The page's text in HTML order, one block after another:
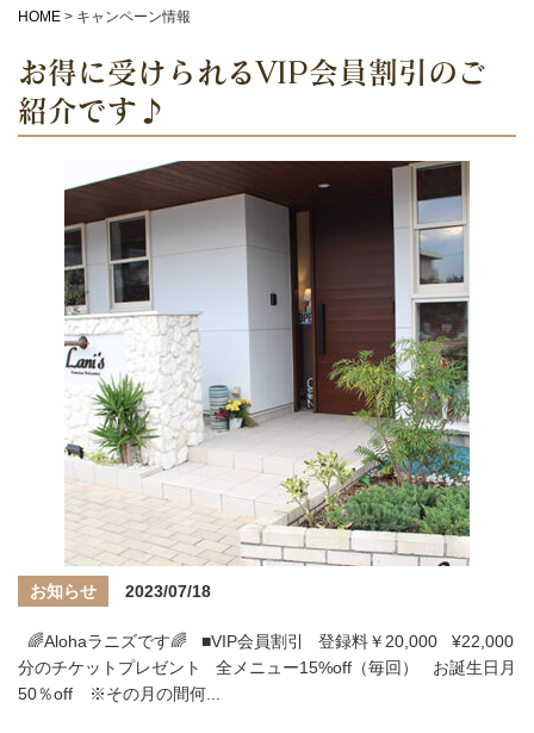
HOME > キャンペーン情報
お得に受けられるVIP会員割引のご
紹介です♪
お知らせ 2023/07/18
🌈Alohaラニズです🌈 ■VIP会員割引 登録料￥20,000 ¥22,000
分のチケットプレゼント 全メニュー15%off（毎回） お誕生日月
50％off ※その月の間何...